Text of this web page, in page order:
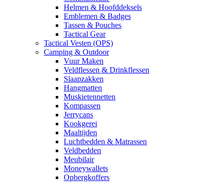
Helmen & Hoofddeksels
Emblemen & Badges
Tassen & Pouches
Tactical Gear
Tactical Vesten (OPS)
Camping & Outdoor
Vuur Maken
Veldflessen & Drinkflessen
Slaapzakken
Hangmatten
Muskietennetten
Kompassen
Jerrycans
Kookgerei
Maaltijden
Luchtbedden & Matrassen
Veldbedden
Meubilair
Moneywallets
Opbergkoffers